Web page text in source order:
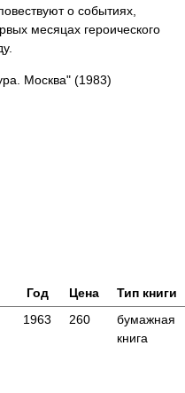
о событиях,
месяцах героического
Москва" (1983)
Год Цена
Тип книги
1963 260
бумажная
книга